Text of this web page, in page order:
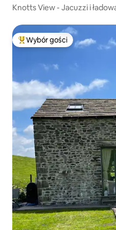
Knotts View - Jacuzzi i
Najpopularniejsze z kategorii
Wybór gości